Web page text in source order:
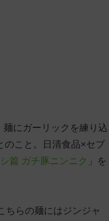
麺にガーリックを練り込
のこと。日清食品×セブ
篇 ガチ豚ニンニク 」を
ちらの麺にはジンジャ